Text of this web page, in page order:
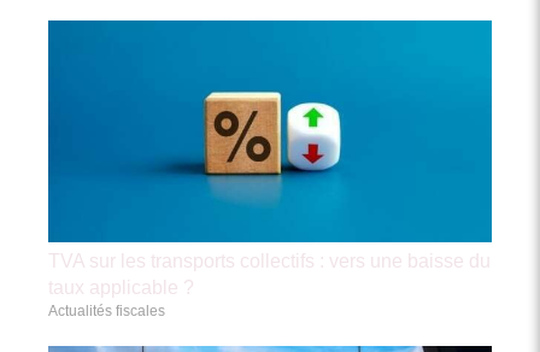
TVA sur les transports collectifs : vers une baisse du
taux applicable ?
Actualités fiscales